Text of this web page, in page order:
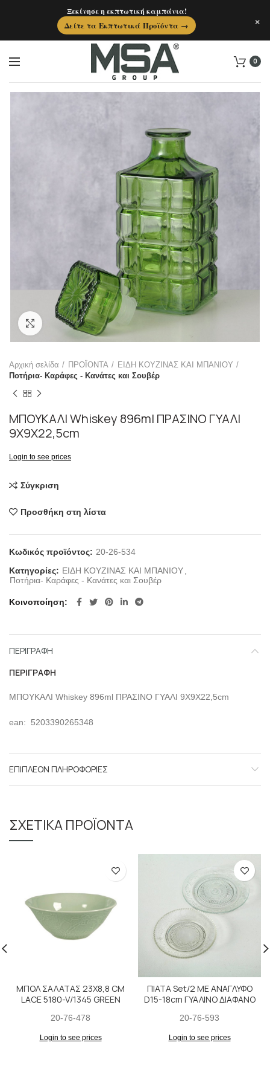
0
Click to enlarge
Αρχική σελίδα ΠΡΟΪΟΝΤΑ
ΕΙΔΗ ΚΟΥΖΙΝΑΣ ΚΑΙ ΜΠΑΝΙΟΥ
Ποτήρια- Καράφες - Κανάτες και Σουβέρ
ΜΠΟΥΚΑΛΙ Whiskey 896ml ΠΡΑΣΙΝΟ ΓΥΑΛΙ
9X9X22,5cm
Login to see prices
Σύγκριση
Προσθήκη στη λίστα
Κωδικός προϊόντος: 20-26-534
Κατηγορίες: ΕΙΔΗ ΚΟΥΖΙΝΑΣ ΚΑΙ ΜΠΑΝΙΟΥ
Ποτήρια- Καράφες - Κανάτες και Σουβέρ
Κοινοποίηση
ΠΕΡΙΓΡΑΦΉ
ΠΕΡΙΓΡΑΦΉ
ΜΠΟΥΚΑΛΙ Whiskey 896ml ΠΡΑΣΙΝΟ ΓΥΑΛΙ 9X9X22,5cm
ean: 5203390265348
ΕΠΙΠΛΈΟΝ ΠΛΗΡΟΦΟΡΊΕΣ
ΣΧΕΤΙΚΆ ΠΡΟΪΌΝΤΑ
ΜΠΟΛ ΣΑΛΑΤΑΣ 23X8,8 CM
LACE 5180-V/1345 GREEN
20-76-478
Login to see prices
ΠΙΑΤΑ Set/2 ΜΕ ΑΝΑΓΛΥΦΟ
D15-18cm ΓΥΑΛΙΝΟ ΔΙΑΦΑΝΟ
20-76-593
Login to see prices
Ξεκίνησε η εκπτωτική καμπάνια!
Δείτε τα Εκπτωτικά Προϊόντα →
×